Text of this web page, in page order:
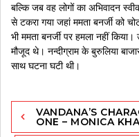
बल्कि जब वह लोगों का अभिवादन
से टकरा गया जहां ममता बनर्जी को
भी ममता बनर्जी पर हमला नहीं
मौजूद थे। नन्दीग्राम के बुरुलिया
साथ घटना घटी थी।
Post
navigation
VANDANA’S
ONE – MONICA